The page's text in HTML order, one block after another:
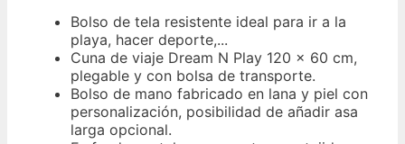
Bolso de tela resistente ideal para ir a la
playa, hacer deporte,...
Cuna de viaje Dream N Play 120 x 60 cm,
plegable y con bolsa de transporte.
Bolso de mano fabricado en lana y piel con
personalización, posibilidad de añadir asa
larga opcional.